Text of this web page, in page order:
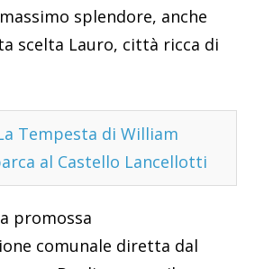
splendore, anche
scelta Lauro, città ricca di
Tempesta di William
al Castello Lancellotti
promossa
comunale diretta dal